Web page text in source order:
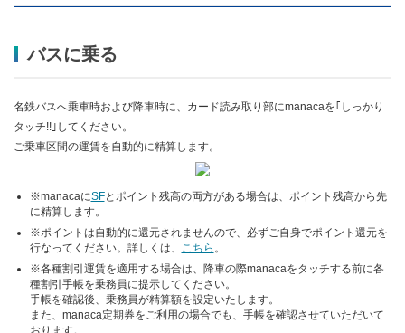
バスに乗る
名鉄バスへ乗車時および降車時に、カード読み取り部にmanacaを｢しっかり
タッチ!!｣してください。
ご乗車区間の運賃を自動的に精算します。
※manacaにSFとポイント残高の両方がある場合は、ポイント残高から先
に精算します。
※ポイントは自動的に還元されませんので、必ずご自身でポイント還元を
行なってください。詳しくは、
こちら 。
※各種割引運賃を適用する場合は、降車の際manacaをタッチする前に各
種割引手帳を乗務員に提示してください。
手帳を確認後、乗務員が精算額を設定いたします。
また、manaca定期券をご利用の場合でも、手帳を確認させていただいて
おります。